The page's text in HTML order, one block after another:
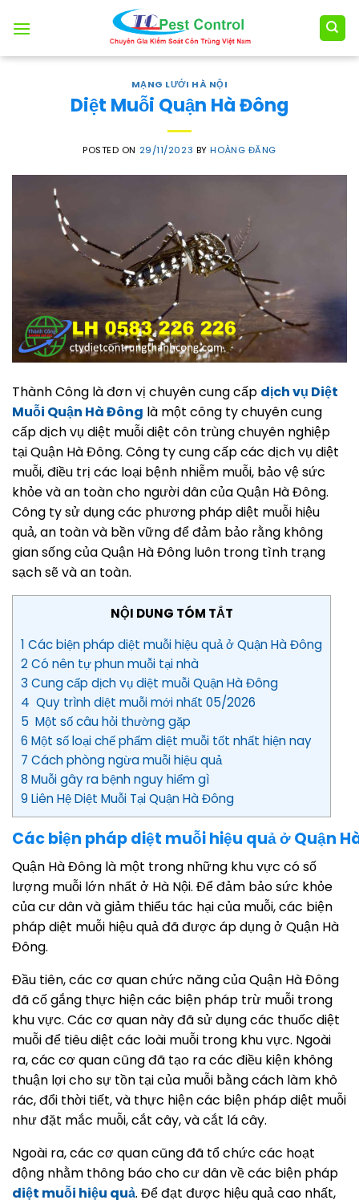
MẠNG LƯỚI HÀ NỘI
Diệt Muỗi Quận Hà Đông
POSTED ON 29/11/2023 BYHOÀNG ĐĂNG
Thành Công là đơn vị chuyên cung cấp dịch vụ Diệt
Muỗi Quận Hà Đông là một công ty chuyên cung
cấp dịch vụ diệt muỗi diệt côn trùng chuyên nghiệp
tại Quận Hà Đông. Công ty cung cấp các dịch vụ diệt
muỗi, điều trị các loại bệnh nhiễm muỗi, bảo vệ sức
khỏe và an toàn cho người dân của Quận Hà Đông.
Công ty sử dụng các phương pháp diệt muỗi hiệu
quả, an toàn và bền vững để đảm bảo rằng không
gian sống của Quận Hà Đông luôn trong tình trạng
sạch sẽ và an toàn.
NỘI DUNG TÓM TẮT
1 Các biện pháp diệt muỗi hiệu quả ở Quận Hà Đông
2 Có nên tự phun muỗi tại nhà
3 Cung cấp dịch vụ diệt muỗi Quận Hà Đông
4 Quy trình diệt muỗi mới nhất 05/2026
5 Một số câu hỏi thường gặp
6 Một số loại chế phẩm diệt muỗi tốt nhất hiện nay
7 Cách phòng ngừa muỗi hiệu quả
8 Muỗi gây ra bệnh nguy hiểm gì
9 Liên Hệ Diệt Muỗi Tại Quận Hà Đông
Các biện pháp diệt muỗi hiệu quả ở Quận
Quận Hà Đông là một trong những khu vực có số
lượng muỗi lớn nhất ở Hà Nội. Để đảm bảo sức khỏe
của cư dân và giảm thiểu tác hại của muỗi, các biện
pháp diệt muỗi hiệu quả đã được áp dụng ở Quận Hà
Đông.
Đầu tiên, các cơ quan chức năng của Quận Hà Đông
đã cố gắng thực hiện các biện pháp trừ muỗi trong
khu vực. Các cơ quan này đã sử dụng các thuốc diệt
muỗi để tiêu diệt các loài muỗi trong khu vực. Ngoài
ra, các cơ quan cũng đã tạo ra các điều kiện không
thuận lợi cho sự tồn tại của muỗi bằng cách làm khô
rác, đổi thời tiết, và thực hiện các biện pháp diệt muỗi
như đặt mắc muỗi, cắt cây, và cắt lá cây.
Ngoài ra, các cơ quan cũng đã tổ chức các hoạt
động nhằm thông báo cho cư dân về các biện pháp
diệt muỗi hiệu quả. Để đạt được hiệu quả cao nhất,